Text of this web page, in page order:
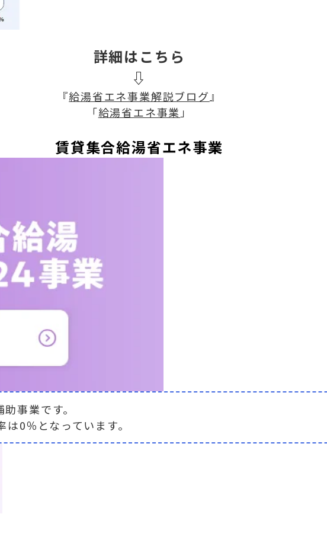
詳細はこちら
⇩
『給湯省エネ事業解説ブログ 』
「給湯省エネ事業 」
賃貸集合給湯省エネ事業
事業です。
0％となっています。